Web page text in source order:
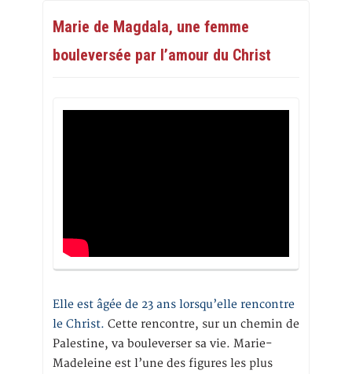
Marie de Magdala, une femme
bouleversée par l’amour du Christ
Elle est âgée de 23 ans lorsqu’elle rencontre
le Christ. Cette rencontre, sur un chemin de
Palestine, va bouleverser sa vie. Marie-
Madeleine est l’une des figures les plus